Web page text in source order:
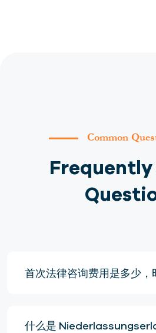
Common
Frequently
首次法律咨询费用是多少，
什么是